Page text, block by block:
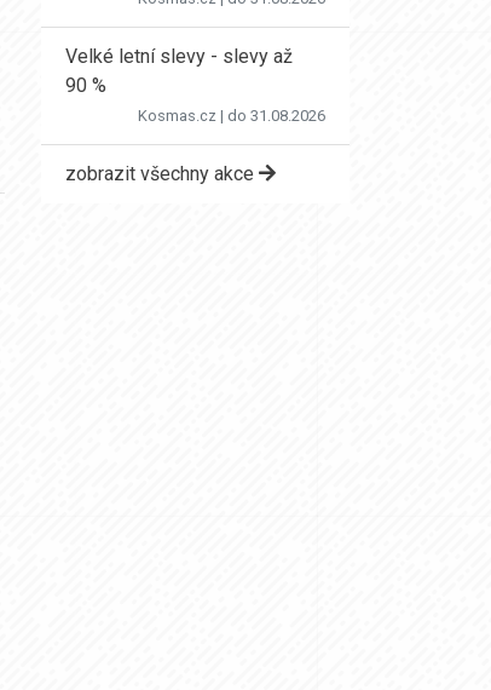
Velké letní slevy - slevy až
90 %
Kosmas.cz | do 31.08.2026
zobrazit všechny akce